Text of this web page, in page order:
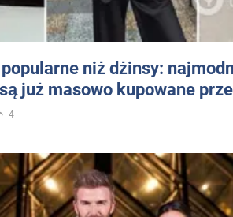
niż dżinsy:
już masowo kupowane
4